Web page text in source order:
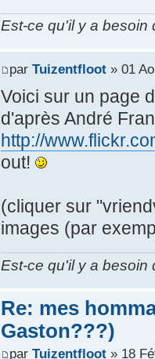
Est-ce qu'il y a besoin
par Tuizentfloot» 01
Voici sur un page
d'après André
http://
out!
(cliquer sur
images (par
Est-ce qu'il y a besoin
Re: mes
Gaston???)
par Tuizentfloot» 18